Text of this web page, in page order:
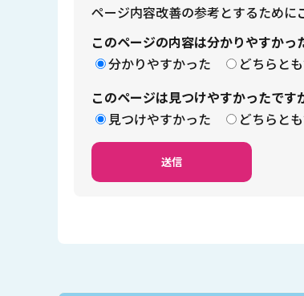
ページ内容改善の参考とするために
このページの内容は分かりやすかっ
分かりやすかった
どちらと
このページは見つけやすかったです
見つけやすかった
どちらと